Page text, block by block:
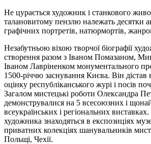
Не цурається художник і станкового
талановитому пензлю належать десятки
графічних портретів, натюрмортів,
Незабутньою віхою творчої біографії
створення разом з Іваном Помазаном,
Іваном Лавріненком монументального
1500-річчю заснування Києва. Він дістав
оцінку республіканського журі і посів
Загалом мистецькі роботи Олександра
демонструвалися на 5 всесоюзних і
всеукраїнських і регіональних
художника знаходяться в експозиціях
приватних колекціях шанувальників
Польщі, Чехії.